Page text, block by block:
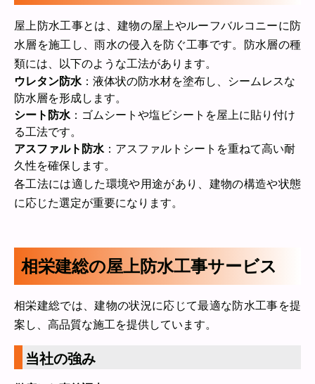
屋上防水工事とは、建物の屋上やルーフバルコニーに防
水層を施工し、雨水の侵入を防ぐ工事です。防水層の種
類には、以下のような工法があります。
ウレタン防水 ：液体状の防水材を塗布し、シームレスな
防水層を形成します。
シート防水 ：ゴムシートや塩ビシートを屋上に貼り付け
る工法です。
アスファルト防水 ：アスファルトシートを重ねて高い耐
久性を確保します。
各工法には適した環境や用途があり、建物の構造や状態
に応じた選定が重要になります。
相栄建総の屋上防水工事サービス
相栄建総では、建物の状況に応じて最適な防水工事を提
案し、高品質な施工を提供しています。
当社の強み